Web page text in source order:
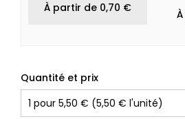
À partir de 0,70 €
Quantité et prix